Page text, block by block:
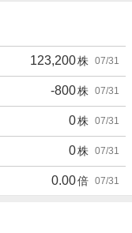
123,200株 07/31
-800株 07/31
0株 07/31
0株 07/31
0.00倍 07/31